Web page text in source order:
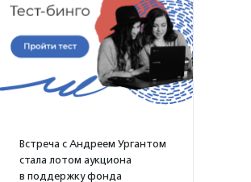
Встреча с Андреем Ургантом
стала лотом аукциона
в поддержку фонда